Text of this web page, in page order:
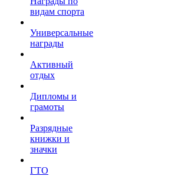
видам спорта
Универсальные
награды
Активный
отдых
Дипломы и
грамоты
Разрядные
книжки и
значки
ГТО